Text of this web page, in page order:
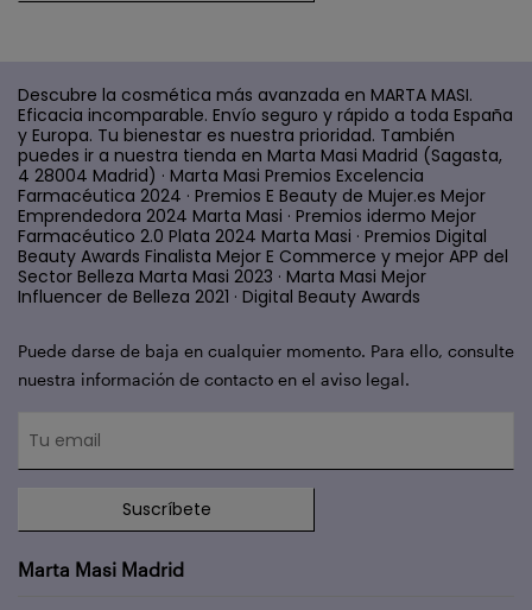
Descubre la cosmética más avanzada en MARTA MASI.
Eficacia incomparable. Envío seguro y rápido a toda España
y Europa. Tu bienestar es nuestra prioridad. También
puedes ir a nuestra tienda en Marta Masi Madrid (Sagasta,
4 28004 Madrid) · Marta Masi Premios Excelencia
Farmacéutica 2024 · Premios E Beauty de Mujer.es Mejor
Emprendedora 2024 Marta Masi · Premios idermo Mejor
Farmacéutico 2.0 Plata 2024 Marta Masi · Premios Digital
Beauty Awards Finalista Mejor E Commerce y mejor APP del
Sector Belleza Marta Masi 2023 · Marta Masi Mejor
Influencer de Belleza 2021 · Digital Beauty Awards
Puede darse de baja en cualquier momento. Para ello, consulte
nuestra información de contacto en el aviso legal.
Suscríbete
Marta Masi Madrid